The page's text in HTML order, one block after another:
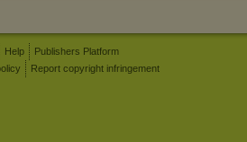
Help
Publishers Platform
Report copyright infringement